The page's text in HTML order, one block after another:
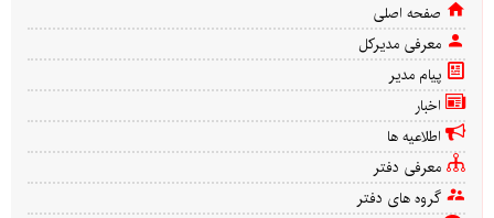
صفحه اصلی
معرفی مدیرکل
پیام مدیر
اخبار
اطلاعیه ها
معرفی دفتر
گروه های دفتر